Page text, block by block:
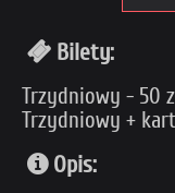
Bilety:
Trzydniowy - 50
Trzydniowy +
Opis: